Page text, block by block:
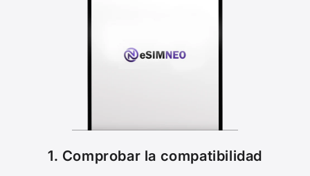
1. Comprobar la compatibilidad